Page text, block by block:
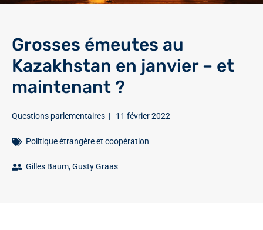
Grosses émeutes au
Kazakhstan en janvier – et
maintenant ?
Questions parlementaires | 11 février 2022
Politique étrangère et coopération
Gilles Baum,Gusty Graas